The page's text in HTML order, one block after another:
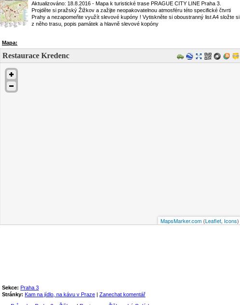
Aktualizováno: 18.8.2016 - Mapa k turistické trase PRAGUE CITY LINE Praha 3.
Projděte si pražský Žižkov a zažijte neopakovatelnou atmosféru této specifické čtvrti
Prahy a nezapomeňte využít slevové kupóny ! Vytiskněte si oboustranný list A4 složte si
z něho trasu, popis památek a hlavně slevové kopóny
Mapa:
Restaurace Kredenc
MapsMarker.com (Leaflet, Icons)
Sekce: Praha 3
Stránky: Kam na jídlo, na kávu v Praze | Zanechat komentář